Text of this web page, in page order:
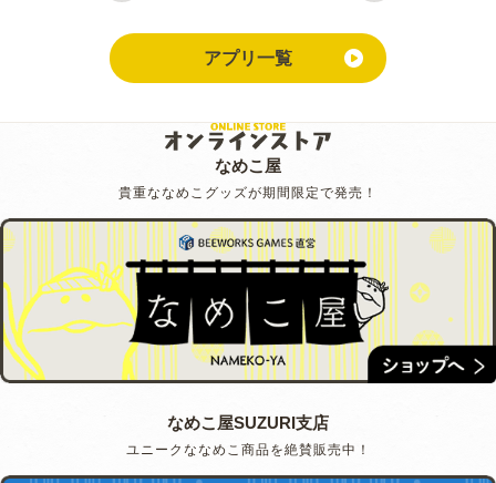
アプリ一覧
なめこ屋
貴重ななめこグッズが期間限定で発売！
なめこ屋SUZURI支店
ユニークななめこ商品を絶賛販売中！